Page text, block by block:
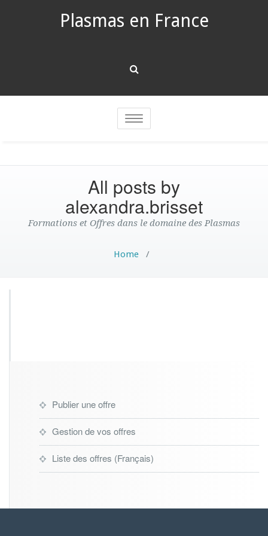
Plasmas en France
Toggle
navigation
All posts by
alexandra.brisset
Formations et Offres dans le domaine des Plasmas
Home /
Publier une offre
Gestion de vos offres
Liste des offres (Français)